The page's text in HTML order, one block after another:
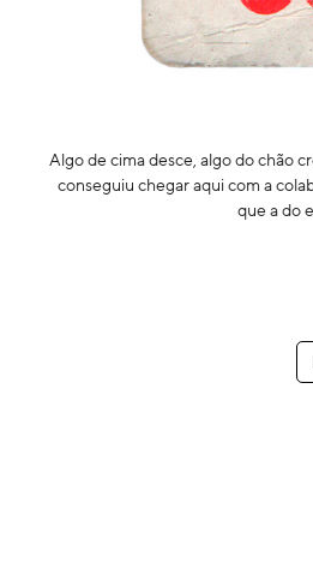
Algo de cima desce, algo do chão
conseguiu chegar aqui com a
que a do